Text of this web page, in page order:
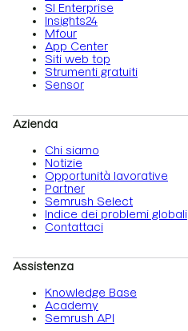
SI Enterprise
Insights24
Mfour
App Center
Siti web top
Strumenti gratuiti
Sensor
Azienda
Chi siamo
Notizie
Opportunità lavorative
Partner
Semrush Select
Indice dei problemi globali
Contattaci
Assistenza
Knowledge Base
Academy
Semrush API